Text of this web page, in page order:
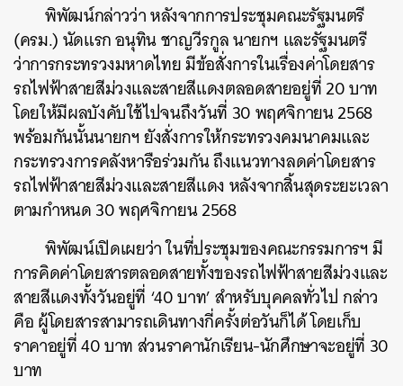
พิพัฒน์กล่าวว่า หลังจากการประชุมคณะรัฐมนตรี
(ครม.) นัดแรก อนุทิน ชาญวีรกูล นายกฯ และรัฐมนตรี
ว่าการกระทรวงมหาดไทย มีข้อสั่งการในเรื่องค่าโดยสาร
รถไฟฟ้าสายสีม่วงและสายสีแดงตลอดสายอยู่ที่ 20 บาท
โดยให้มีผลบังคับใช้ไปจนถึงวันที่ 30 พฤศจิกายน 2568
พร้อมกันนั้นนายกฯ ยังสั่งการให้กระทรวงคมนาคมและ
กระทรวงการคลังหารือร่วมกัน ถึงแนวทางลดค่าโดยสาร
รถไฟฟ้าสายสีม่วงและสายสีแดง หลังจากสิ้นสุดระยะเวลา
ตามกำหนด 30 พฤศจิกายน 2568
พิพัฒน์เปิดเผยว่า ในที่ประชุมของคณะกรรมการฯ มี
การคิดค่าโดยสารตลอดสายทั้งของรถไฟฟ้าสายสีม่วงและ
สายสีแดงทั้งวันอยู่ที่ ‘40 บาท’ สำหรับบุคคลทั่วไป กล่าว
คือ ผู้โดยสารสามารถเดินทางกี่ครั้งต่อวันก็ได้ โดยเก็บ
ราคาอยู่ที่ 40 บาท ส่วนราคานักเรียน-นักศึกษาจะอยู่ที่ 30
บาท